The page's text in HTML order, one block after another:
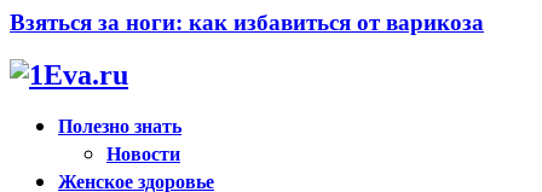
Взяться за ноги: как избавиться от варикоза
Полезно знать
Новости
Женское здоровье